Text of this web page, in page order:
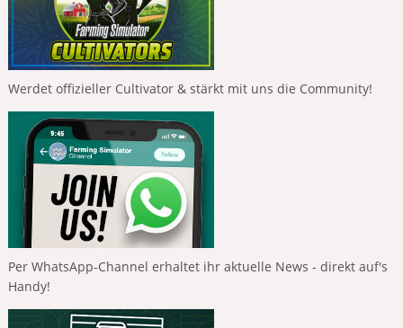
Werdet offizieller Cultivator & stärkt mit uns die Community!
Per WhatsApp-Channel erhaltet ihr aktuelle News - direkt auf's
Handy!